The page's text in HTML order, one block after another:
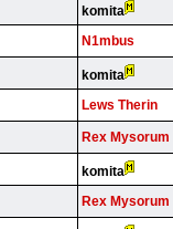
komita
N1mbus
komita
Lews Therin
Rex Mysorum
komita
Rex Mysorum